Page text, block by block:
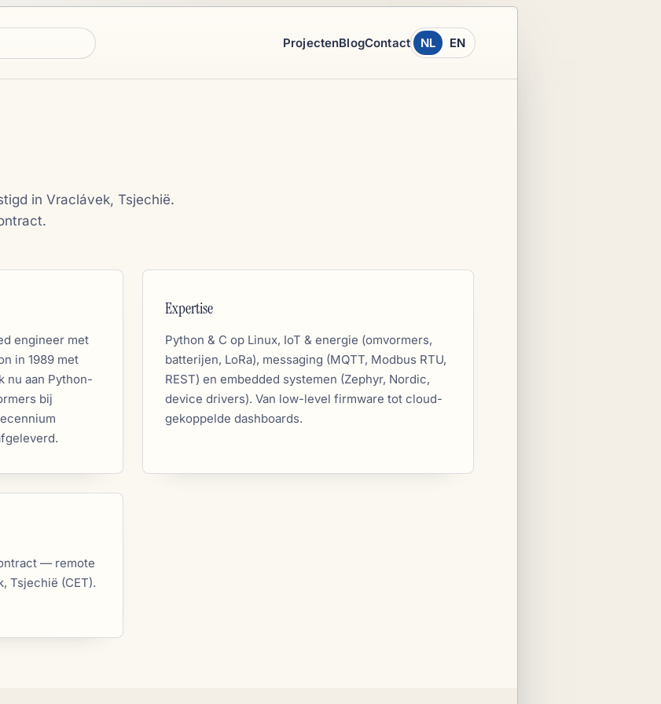
ProjectenBlogContact NL EN
in Vraclávek, Tsjechië.
engineer met
in 1989 met
nu aan Python-
bij
Expertise
Python & C op Linux, IoT & energie (omvormers,
batterijen, LoRa), messaging (MQTT, Modbus RTU,
REST) en embedded systemen (Zephyr, Nordic,
device drivers). Van low-level firmware tot cloud-
gekoppelde dashboards.
— remote
Tsjechië (CET).